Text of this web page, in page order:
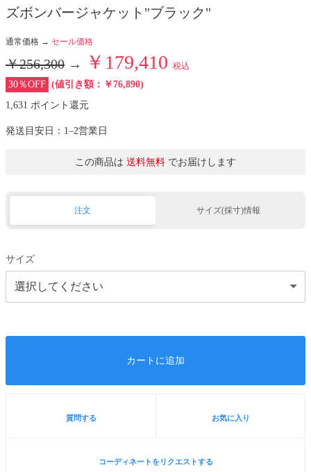
ズボンバージャケット"ブラック"
通常価格 → セール価格
￥256,300 → ￥179,410 税込
30％OFF (値引き額：￥76,890)
1,631 ポイント還元
発送目安日：1–2営業日
この商品は 送料無料 でお届けします
注文 サイズ(採寸)情報
サイズ
カートに追加
質問する お気に入り
コーディネートをリクエストする